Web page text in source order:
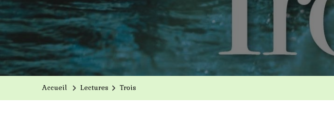
Accueil Lectures Trois